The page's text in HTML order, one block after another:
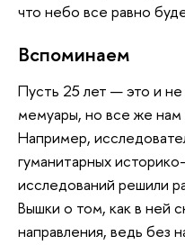
что небо все равно
Вспоминаем
Пусть 25 лет — это и
мемуары, но все же нам
Например,
гуманитарных
исследований решили
Вышки о том, как в ней
направления, ведь без